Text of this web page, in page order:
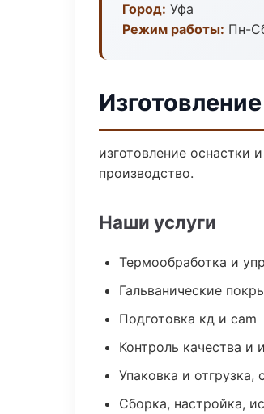
Город: Уфа
Режим работы: Пн-
изготовление оснастки
производство.
Наши услуги
Термообработка и
Гальванические
Подготовка кд и cam
Контроль качества и
Упаковка и
Сборка, настройка,